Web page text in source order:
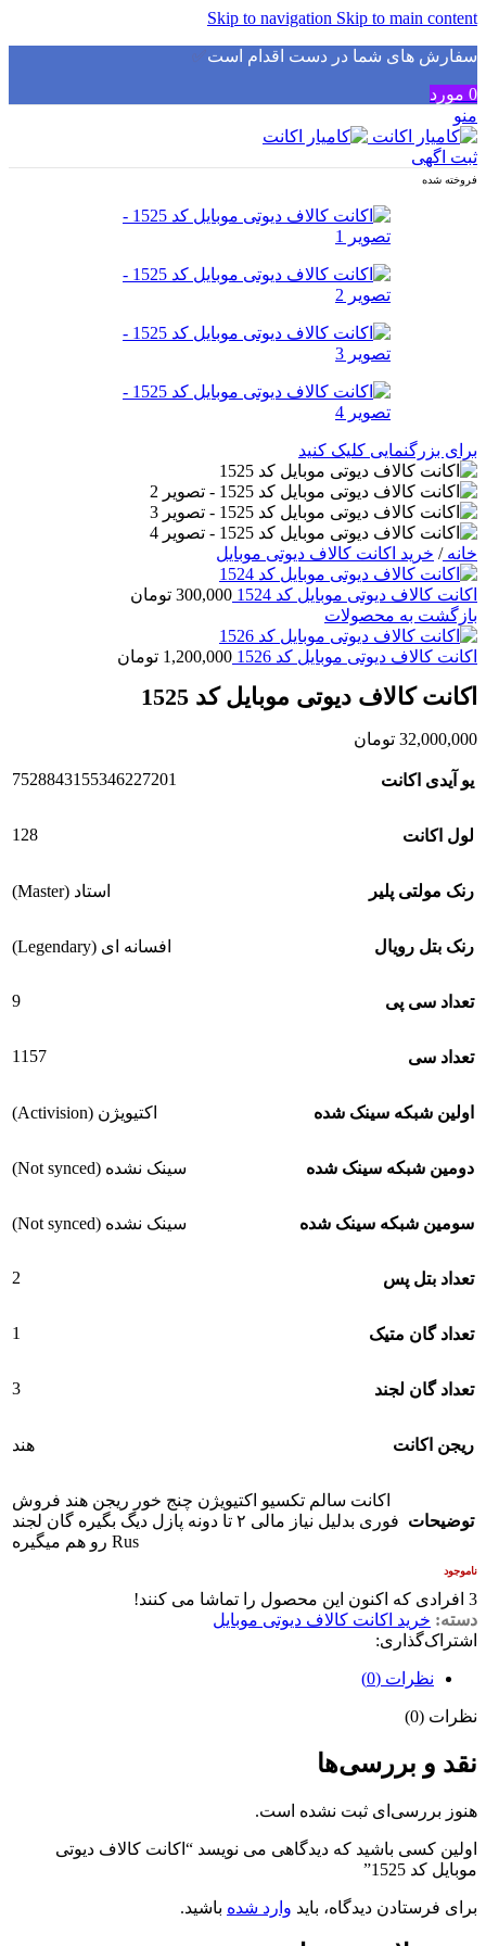
Skip to navigation Skip to main content
سفارش های شما در دست اقدام است✅
0 مورد
منو
ثبت اگهی
فروخته شده
برای بزرگنمایی کلیک کنید
خانه/ خرید اکانت کالاف دیوتی موبایل
اکانت کالاف دیوتی موبایل کد 1524 300,000 تومان
بازگشت به محصولات
اکانت کالاف دیوتی موبایل کد 1526 1,200,000 تومان
اکانت کالاف دیوتی موبایل کد 1525
32,000,000 تومان
یو آیدی اکانت 7528843155346227201
لول اکانت 128
رنک مولتی پلیر استاد (Master)
رنک بتل رویال افسانه ای (Legendary)
تعداد سی پی 9
تعداد سی 1157
اولین شبکه سینک شده اکتیویژن (Activision)
دومین شبکه سینک شده سینک نشده (Not synced)
سومین شبکه سینک شده سینک نشده (Not synced)
تعداد بتل پس 2
تعداد گان متیک 1
تعداد گان لجند 3
ریجن اکانت هند
توضیحات
اکانت سالم تکسیو اکتیویژن چنج خور ریجن هند فروش
فوری بدلیل نیاز مالی ۲ تا دونه پازل دیگ بگیره گان لجند
Rus رو هم میگیره
ناموجود
3 افرادی که اکنون این محصول را تماشا می کنند!
دسته: خرید اکانت کالاف دیوتی موبایل
اشتراک‌گذاری:
نظرات (0)
نظرات (0)
نقد و بررسی‌ها
هنوز بررسی‌ای ثبت نشده است.
اولین کسی باشید که دیدگاهی می نویسد “اکانت کالاف دیوتی
موبایل کد 1525”
برای فرستادن دیدگاه، باید وارد شده باشید.